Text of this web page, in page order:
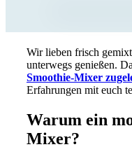
Wir lieben frisch
unterwegs genießen.
Smoothie-Mixer
Erfahrungen mit euch
Warum ein
Mixer?